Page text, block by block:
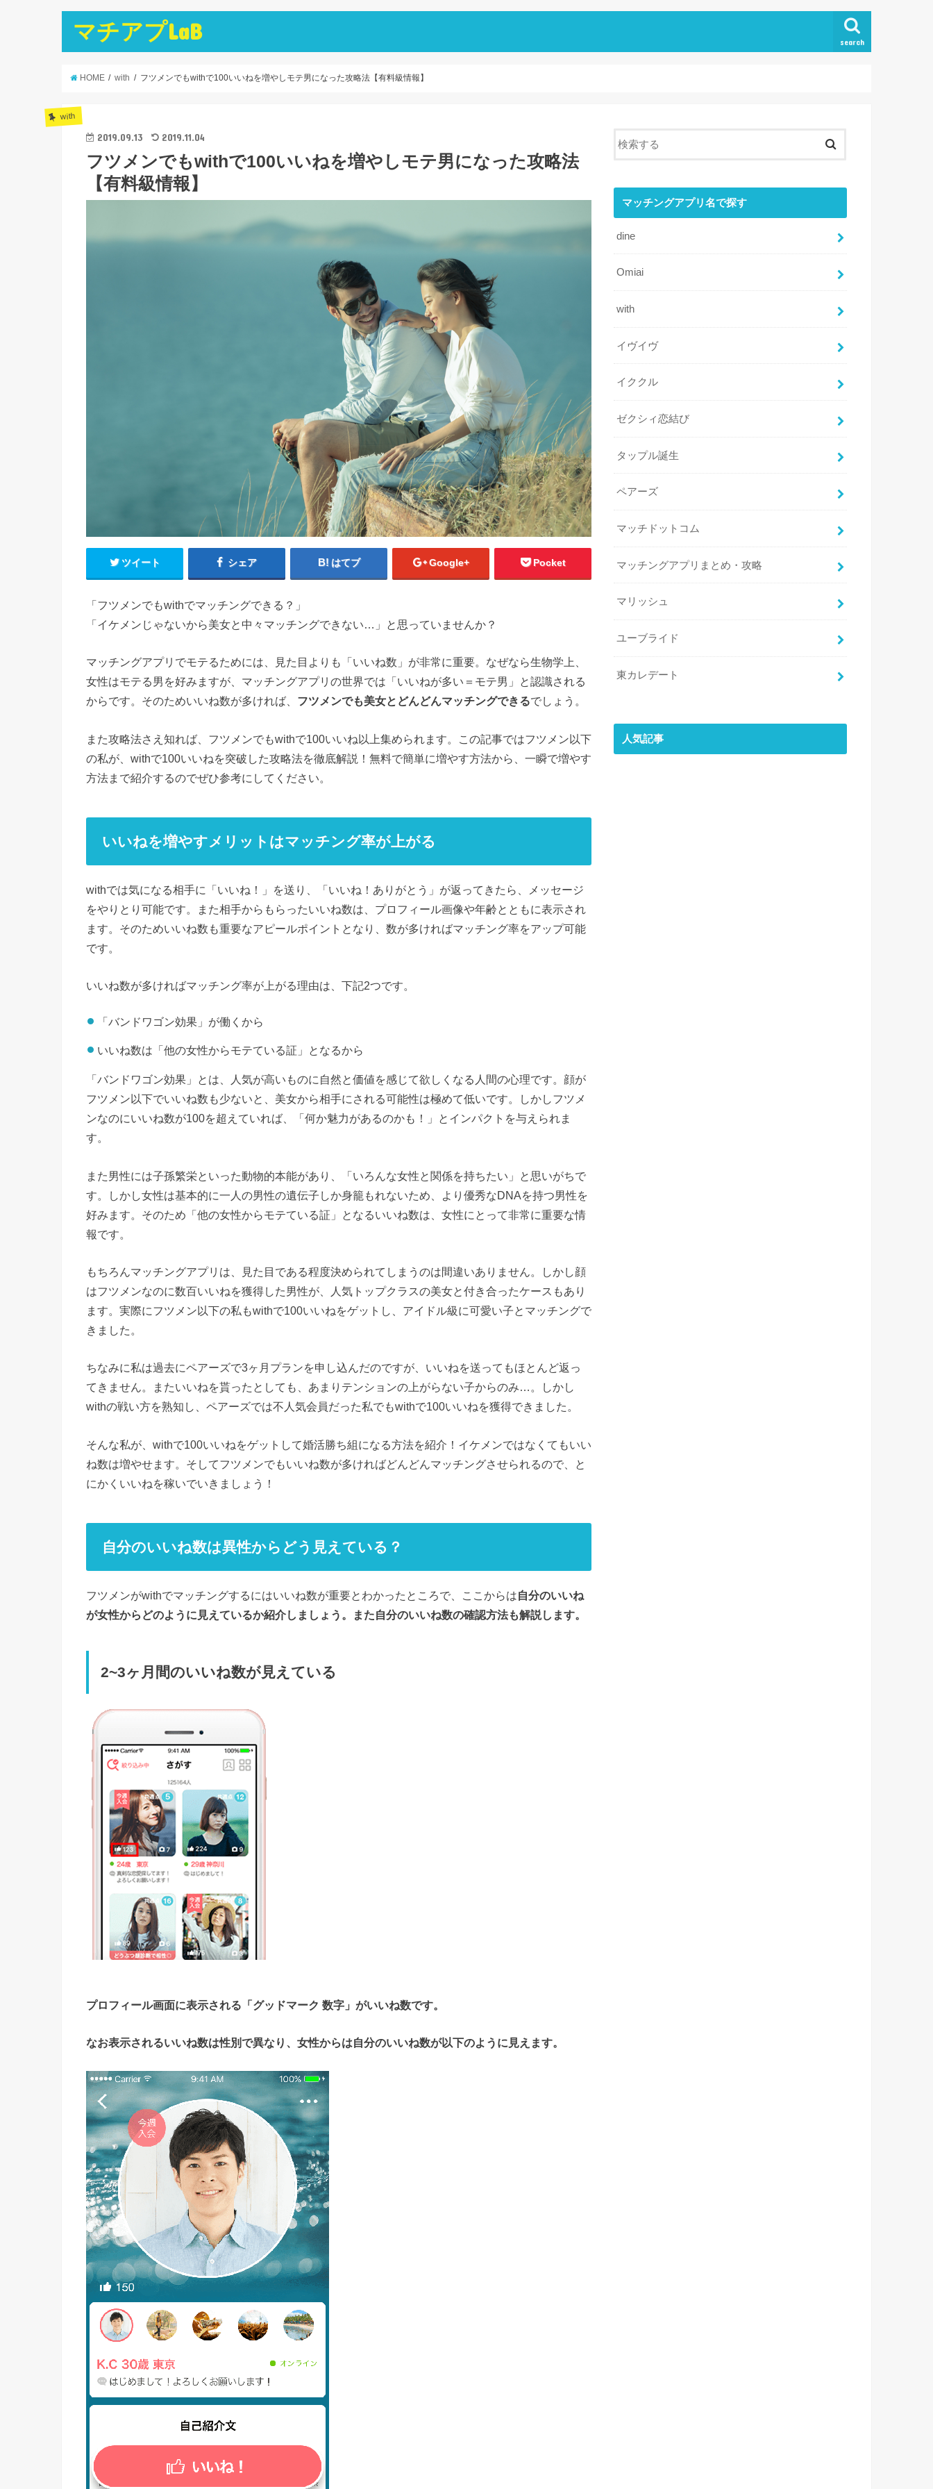
マチアプLaB search
HOME with フツメンでもwithで100いいねを増やしモテ男になった攻略法【有料級情報】
with
2019.09.13 2019.11.04
フツメンでもwithで100いいねを増やしモテ男になった攻略法
【有料級情報】
ツイート シェア はてブ Google+ Pocket
「フツメンでもwithでマッチングできる？」
「イケメンじゃないから美女と中々マッチングできない…」と思っていませんか？
マッチングアプリでモテるためには、見た目よりも「いいね数」が非常に重要。なぜなら生物学上、
女性はモテる男を好みますが、マッチングアプリの世界では「いいねが多い＝モテ男」と認識される
からです。そのためいいね数が多ければ、 フツメンでも美女とどんどんマッチングできるでしょう。
また攻略法さえ知れば、フツメンでもwithで100いいね以上集められます。この記事ではフツメン以下
の私が、withで100いいねを突破した攻略法を徹底解説！無料で簡単に増やす方法から、一瞬で増やす
方法まで紹介するのでぜひ参考にしてください。
いいねを増やすメリットはマッチング率が上がる
withでは気になる相手に「いいね！」を送り、「いいね！ありがとう」が返ってきたら、メッセージ
をやりとり可能です。また相手からもらったいいね数は、プロフィール画像や年齢とともに表示され
ます。そのためいいね数も重要なアピールポイントとなり、数が多ければマッチング率をアップ可能
です。
いいね数が多ければマッチング率が上がる理由は、下記2つです。
「バンドワゴン効果」が働くから
いいね数は「他の女性からモテている証」となるから
「バンドワゴン効果」とは、人気が高いものに自然と価値を感じて欲しくなる人間の心理です。顔が
フツメン以下でいいね数も少ないと、美女から相手にされる可能性は極めて低いです。しかしフツメ
ンなのにいいね数が100を超えていれば、「何か魅力があるのかも！」とインパクトを与えられま
す。
また男性には子孫繁栄といった動物的本能があり、「いろんな女性と関係を持ちたい」と思いがちで
す。しかし女性は基本的に一人の男性の遺伝子しか身籠もれないため、より優秀なDNAを持つ男性を
好みます。そのため「他の女性からモテている証」となるいいね数は、女性にとって非常に重要な情
報です。
もちろんマッチングアプリは、見た目である程度決められてしまうのは間違いありません。しかし顔
はフツメンなのに数百いいねを獲得した男性が、人気トップクラスの美女と付き合ったケースもあり
ます。実際にフツメン以下の私もwithで100いいねをゲットし、アイドル級に可愛い子とマッチングで
きました。
ちなみに私は過去にペアーズで3ヶ月プランを申し込んだのですが、いいねを送ってもほとんど返っ
てきません。またいいねを貰ったとしても、あまりテンションの上がらない子からのみ…。しかし
withの戦い方を熟知し、ペアーズでは不人気会員だった私でもwithで100いいねを獲得できました。
そんな私が、withで100いいねをゲットして婚活勝ち組になる方法を紹介！イケメンではなくてもいい
ね数は増やせます。そしてフツメンでもいいね数が多ければどんどんマッチングさせられるので、と
にかくいいねを稼いでいきましょう！
自分のいいね数は異性からどう見えている？
フツメンがwithでマッチングするにはいいね数が重要とわかったところで、ここからは自分のいいね
が女性からどのように見えているか紹介しましょう。また自分のいいね数の確認方法も解説します。
2~3ヶ月間のいいね数が見えている
プロフィール画面に表示される「グッドマーク 数字」がいいね数です。
なお表示されるいいね数は性別で異なり、女性からは自分のいいね数が以下のように見えます。
マッチングアプリ名で探す
dine
Omiai
with
イヴイヴ
イククル
ゼクシィ恋結び
タップル誕生
ペアーズ
マッチドットコム
マッチングアプリまとめ・攻略
マリッシュ
ユーブライド
東カレデート
人気記事